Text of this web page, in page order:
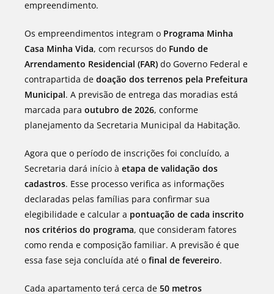
empreendimento.
Os empreendimentos integram o Programa Minha
Casa Minha Vida, com recursos do Fundo de
Arrendamento Residencial (FAR) do Governo Federal e
contrapartida de doação dos terrenos pela Prefeitura
Municipal. A previsão de entrega das moradias está
marcada para outubro de 2026, conforme
planejamento da Secretaria Municipal da Habitação.
Agora que o período de inscrições foi concluído, a
Secretaria dará início à etapa de validação dos
cadastros. Esse processo verifica as informações
declaradas pelas famílias para confirmar sua
elegibilidade e calcular a pontuação de cada inscrito
nos critérios do programa, que consideram fatores
como renda e composição familiar. A previsão é que
essa fase seja concluída até o final de fevereiro.
Cada apartamento terá cerca de 50 metros